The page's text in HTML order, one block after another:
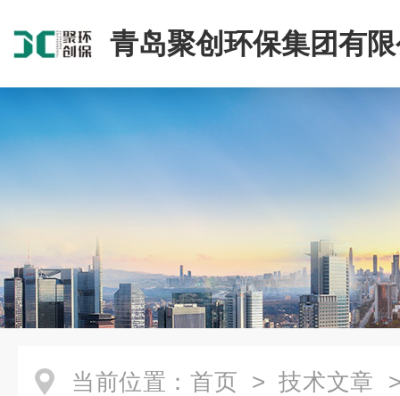
青岛聚创环保集团有
当前位置： 首页 > 技术文章